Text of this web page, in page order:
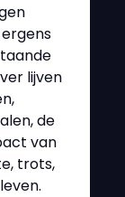
lijven
de
van
trots,